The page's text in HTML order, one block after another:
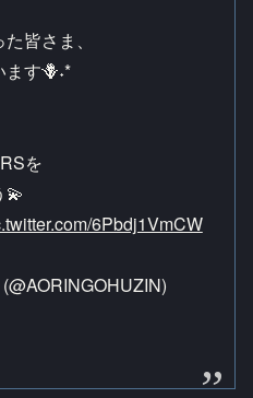
皆さま、
す🪻˖*
を
💫
6Pbdj1VmCW